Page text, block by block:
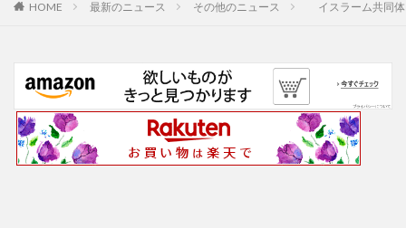
HOME 最新のニュース その他のニュース イスラーム共同